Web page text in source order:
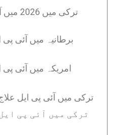
ترکی
برطانیہ میں آئی
امریکہ میں آئی
ترکی میں آئی پی ایل
ترکی میں آئی پی ایل